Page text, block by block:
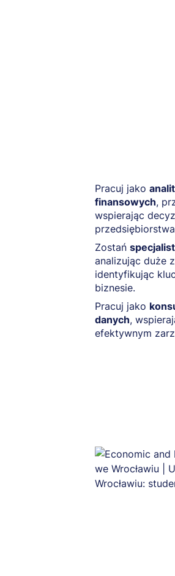
Pracuj jako
finansowych,
wspierając
Zostań
analizując duże
identyfikując
biznesie.
Pracuj jako
danych,
efektywnym